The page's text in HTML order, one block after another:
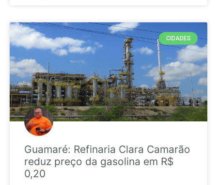
CIDADES
Guamaré: Refinaria Clara Camarão
reduz preço da gasolina em R$
0,20